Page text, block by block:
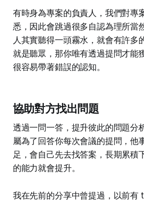
有時身為專案的負責人，我們對專
悉，因此會跳過很多自認為理所當
人其實聽得一頭霧水，就會有許多
就是聽眾，那你唯有透過提問才能
很容易帶著錯誤的認知。
協助對方找出問題
透過一問一答，提升彼此的問題分
屬為了回答你每次會議的提問，他
足，會自己先去找答案，長期累積
的能力就會提升。
我在先前的分享中曾提過，以前有